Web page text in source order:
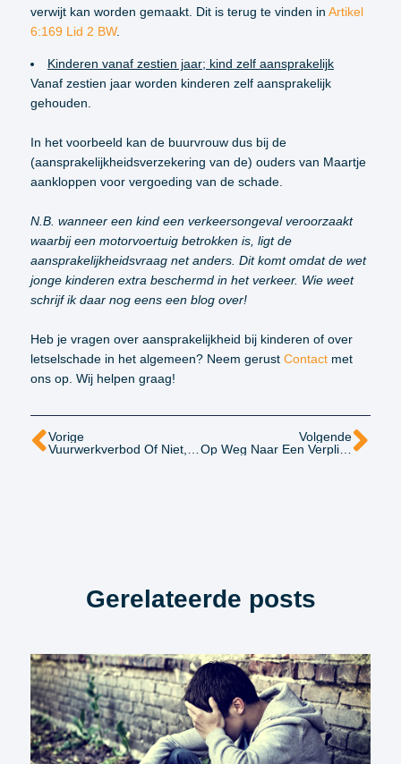
verwijt kan worden gemaakt. Dit is terug te vinden in Artikel
6:169 Lid 2 BW.
Kinderen vanaf zestien jaar; kind zelf aansprakelijk
Vanaf zestien jaar worden kinderen zelf aansprakelijk
gehouden.
In het voorbeeld kan de buurvrouw dus bij de
(aansprakelijkheidsverzekering van de) ouders van Maartje
aankloppen voor vergoeding van de schade.
N.B. wanneer een kind een verkeersongeval veroorzaakt
waarbij een motorvoertuig betrokken is, ligt de
aansprakelijkheidsvraag net anders. Dit komt omdat de wet
jonge kinderen extra beschermd in het verkeer. Wie weet
schrijf ik daar nog eens een blog over!
Heb je vragen over aansprakelijkheid bij kinderen of over
letselschade in het algemeen? Neem gerust Contactmet
ons op. Wij helpen graag!
Vorige
Volgende
Op Weg Naar Een Verplicht Keurmerk In De Letselschadebranche?
Gerelateerde posts